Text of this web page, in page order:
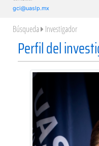
gci@uaslp.mx
Búsqueda Investigador
Perfil del